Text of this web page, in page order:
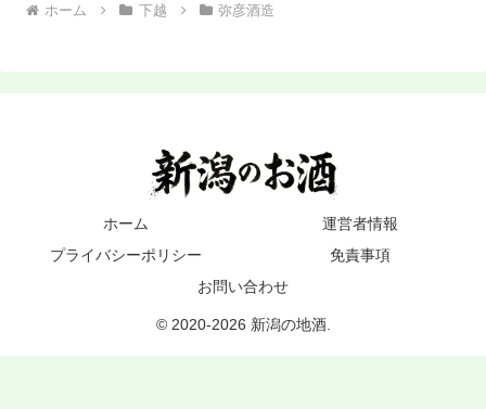
ホーム 下越 弥彦酒造
ホーム
運営者情報
プライバシーポリシー
免責事項
お問い合わせ
© 2020-2026 新潟の地酒.